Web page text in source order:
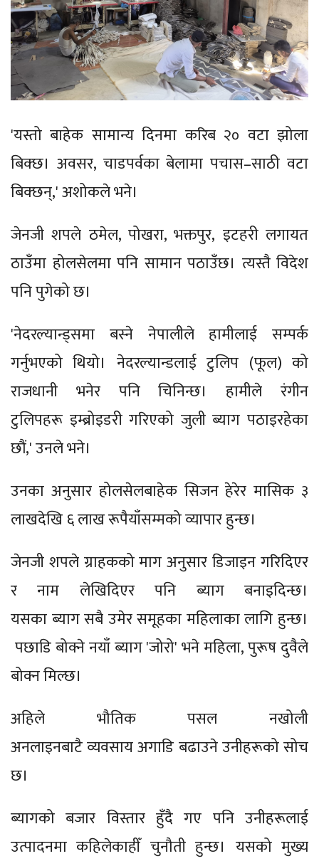
'यस्तो बाहेक सामान्य दिनमा करिब २० वटा झोला
बिक्छ। अवसर, चाडपर्वका बेलामा पचास–साठी वटा
बिक्छन्,' अशोकले भने।
जेनजी शपले ठमेल, पोखरा, भक्तपुर, इटहरी लगायत
ठाउँमा होलसेलमा पनि सामान पठाउँछ। त्यस्तै विदेश
पनि पुगेको छ।
'नेदरल्यान्ड्समा बस्ने नेपालीले हामीलाई सम्पर्क
गर्नुभएको थियो। नेदरल्यान्डलाई टुलिप (फूल) को
राजधानी भनेर पनि चिनिन्छ। हामीले रंगीन
टुलिपहरू इम्ब्रोइडरी गरिएको जुली ब्याग पठाइरहेका
छौं,' उनले भने।
उनका अनुसार होलसेलबाहेक सिजन हेरेर मासिक ३
लाखदेखि ६ लाख रूपैयाँसम्मको व्यापार हुन्छ।
जेनजी शपले ग्राहकको माग अनुसार डिजाइन गरिदिएर
र नाम लेखिदिएर पनि ब्याग बनाइदिन्छ।
यसका ब्याग सबै उमेर समूहका महिलाका लागि हुन्छ।
पछाडि बोक्ने नयाँ ब्याग 'जोरो' भने महिला, पुरूष दुवैले
बोक्न मिल्छ।
अहिले भौतिक पसल नखोली
अनलाइनबाटै व्यवसाय अगाडि बढाउने उनीहरूको सोच
छ।
ब्यागको बजार विस्तार हुँदै गए पनि उनीहरूलाई
उत्पादनमा कहिलेकाहीँ चुनौती हुन्छ। यसको मुख्य